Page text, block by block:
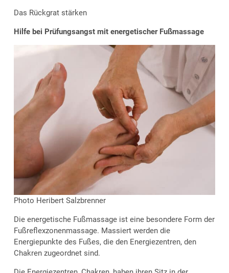
Das Rückgrat stärken
Hilfe bei Prüfungsangst mit energetischer Fußmassage
Photo Heribert Salzbrenner
Die energetische Fußmassage ist eine besondere Form der
Fußreflexzonenmassage. Massiert werden die
Energiepunkte des Fußes, die den Energiezentren, den
Chakren zugeordnet sind.